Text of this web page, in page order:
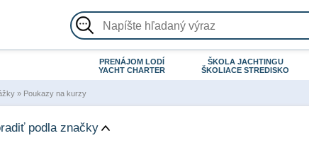
PRENÁJOM LODÍ
YACHT CHARTER
ŠKOLA JACHTINGU
ŠKOLIACE STREDISKO
» Poukazy na kurzy
podla značky